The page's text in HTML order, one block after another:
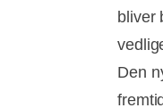
bliver
Den